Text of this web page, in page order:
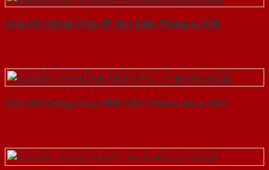
Cửa Gỗ Chống Cháy 2P Sơn Xám Trắng-a-SGD
Cửa Gỗ Chống Cháy MDF O4-C1 Phào chi-a-SGD